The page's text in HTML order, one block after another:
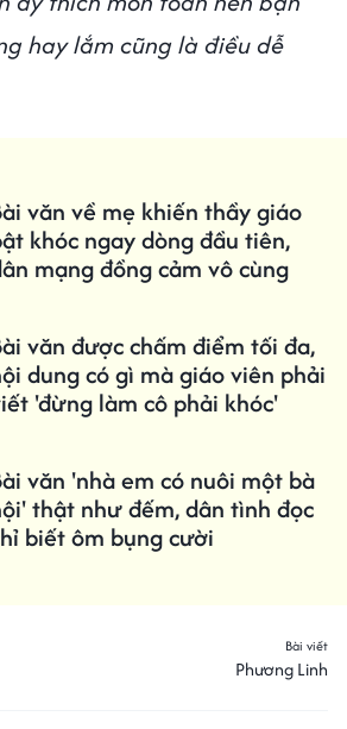
hay lắm cũng là điều dễ
văn về mẹ khiến thầy giáo
khóc ngay dòng đầu tiên,
mạng đồng cảm vô cùng
văn được chấm điểm tối đa,
dung có gì mà giáo viên phải
'đừng làm cô phải khóc'
văn 'nhà em có nuôi một bà
thật như đếm, dân tình đọc
biết ôm bụng cười
Bài viết
Phương Linh